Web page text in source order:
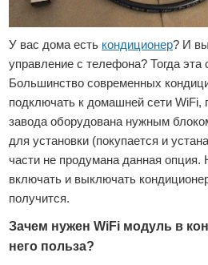
У вас дома есть кондиционер? И вы
управление с телефона? Тогда эта
Большинство современных
подключать к домашней сети WiFi,
завода оборудована нужным
для установки (покупается и
части не продумана данная опция.
включать и выключать
получится.
Зачем нужен WiFi модуль в
него польза?